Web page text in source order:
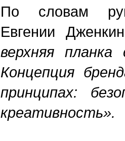
По словам
Евгении
верхняя
Концепция
принципах:
креативность».